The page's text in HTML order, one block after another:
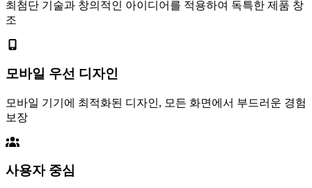
최첨단 기술과 창의적인 아이디어를 적용하여 독특한 제품 창
조
모바일 우선 디자인
모바일 기기에 최적화된 디자인, 모든 화면에서 부드러운 경험
보장
사용자 중심